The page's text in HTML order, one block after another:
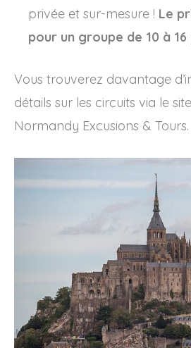
privée et sur-mesure ! Le
pour un groupe de 10 à 16
Vous trouverez davantage
détails sur les circuits via le
Normandy Excusions & Tours.